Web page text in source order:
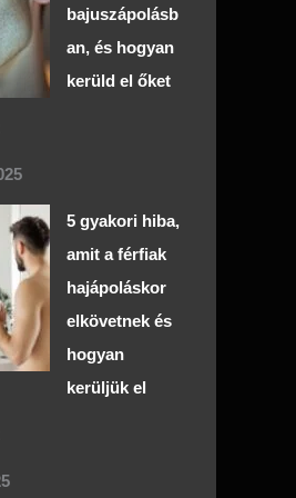
bajuszápolásb
an, és hogyan
kerüld el őket
5 gyakori hiba,
amit a férfiak
hajápoláskor
elkövetnek és
hogyan
kerüljük el